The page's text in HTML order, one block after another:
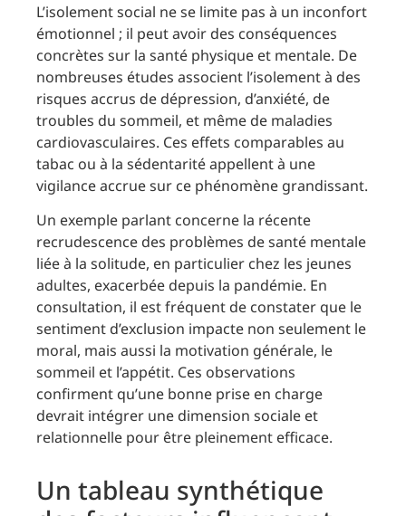
L’isolement social ne se limite pas à un inconfort
émotionnel ; il peut avoir des conséquences
concrètes sur la santé physique et mentale. De
nombreuses études associent l’isolement à des
risques accrus de dépression, d’anxiété, de
troubles du sommeil, et même de maladies
cardiovasculaires. Ces effets comparables au
tabac ou à la sédentarité appellent à une
vigilance accrue sur ce phénomène grandissant.
Un exemple parlant concerne la récente
recrudescence des problèmes de santé mentale
liée à la solitude, en particulier chez les jeunes
adultes, exacerbée depuis la pandémie. En
consultation, il est fréquent de constater que le
sentiment d’exclusion impacte non seulement le
moral, mais aussi la motivation générale, le
sommeil et l’appétit. Ces observations
confirment qu’une bonne prise en charge
devrait intégrer une dimension sociale et
relationnelle pour être pleinement efficace.
Un tableau synthétique